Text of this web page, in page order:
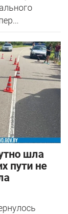
шла
пути не